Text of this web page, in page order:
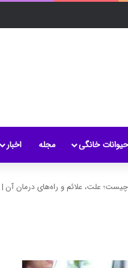
حیوانات خانگی مجله اخبار
علت، علائم و راه‌های درمان آن |